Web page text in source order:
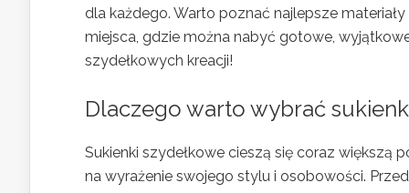
dla każdego. Warto poznać najlepsze
miejsca, gdzie można nabyć gotowe,
szydełkowych kreacji!
Dlaczego warto wybrać
Sukienki szydełkowe cieszą się coraz
na wyrażenie swojego stylu i osobowości.